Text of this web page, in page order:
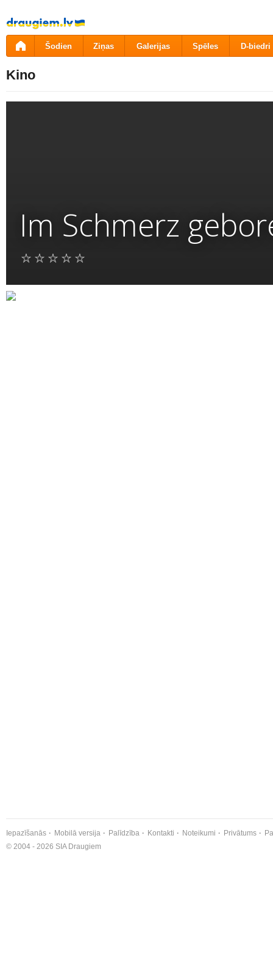
Pāriet
uz
saturu
Šodien Ziņas Galerijas Spēles D-biedri
Kino
Im Schmerz
Iepazīšanās Mobilā versija Palīdzība Kontakti Noteikumi Privātums
© 2004 - 2026 SIA Draugiem